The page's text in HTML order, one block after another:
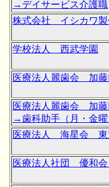
→デイサービス介護職
株式会社 イシカワ製
学校法人 西武学園
医療法人麗歯会 加藤
医療法人麗歯会 加藤
→歯科助手（月・金曜
医療法人 海星会 東
医療法人社団 優和